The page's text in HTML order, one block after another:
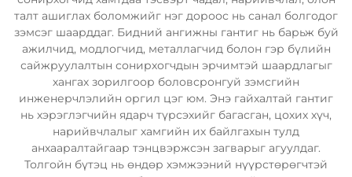
талт ашиглах боломжийг нэг дороос нь санал болгодог
зэмсэг шаарддаг. Бидний ангижны гантиг нь барьж буй
ажилчид, модлогчид, металлагчид болон гэр бүлийн
сайжруулалтын сонирхогчдын эрчимтэй шаардлагыг
хангах зорилгоор боловсронгуй зэмсгийн
инженерчлэлийн оргил цэг юм. Энэ гайхалтай гантиг
нь хэрэглэгчийн ядарч түрсэхийг багасган, цохих хүч,
нарийвчлалыг хамгийн их байлгахын тулд
анхааралтайгаар тэнцвэржсэн загварыг агуулдаг.
Толгойн бүтэц нь өндөр хэмжээний нүүрстөрөгчтэй